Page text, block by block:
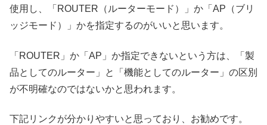
使用し、「ROUTER（ルーターモード）」か「AP（ブリ
ッジモード）」かを指定するのがいいと思います。
「ROUTER」か「AP」か指定できないという方は、「製
品としてのルーター」と「機能としてのルーター」の区別
が不明確なのではないかと思われます。
下記リンクが分かりやすいと思っており、お勧めです。